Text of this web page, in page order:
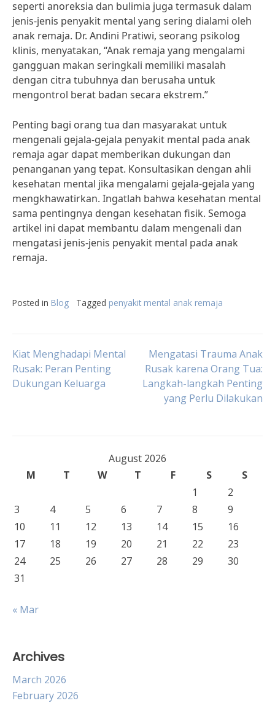
seperti anoreksia dan bulimia juga termasuk dalam
jenis-jenis penyakit mental yang sering dialami oleh
anak remaja. Dr. Andini Pratiwi, seorang psikolog
klinis, menyatakan, “Anak remaja yang mengalami
gangguan makan seringkali memiliki masalah
dengan citra tubuhnya dan berusaha untuk
mengontrol berat badan secara ekstrem.”
Penting bagi orang tua dan masyarakat untuk
mengenali gejala-gejala penyakit mental pada anak
remaja agar dapat memberikan dukungan dan
penanganan yang tepat. Konsultasikan dengan ahli
kesehatan mental jika mengalami gejala-gejala yang
mengkhawatirkan. Ingatlah bahwa kesehatan mental
sama pentingnya dengan kesehatan fisik. Semoga
artikel ini dapat membantu dalam mengenali dan
mengatasi jenis-jenis penyakit mental pada anak
remaja.
Posted in Blog Tagged penyakit mental anak remaja
Post
navigation
Kiat Menghadapi Mental
Rusak: Peran Penting
Dukungan Keluarga
Mengatasi Trauma Anak
Rusak karena Orang Tua:
Langkah-langkah Penting
yang Perlu Dilakukan
August 2026
M
T W T F S
S
1
2
3
4 5 6 7 8
9
10
11 12 13 14 15
16
17
18 19 20 21 22
23
24
25 26 27 28 29
30
31
« Mar
Archives
March 2026
February 2026